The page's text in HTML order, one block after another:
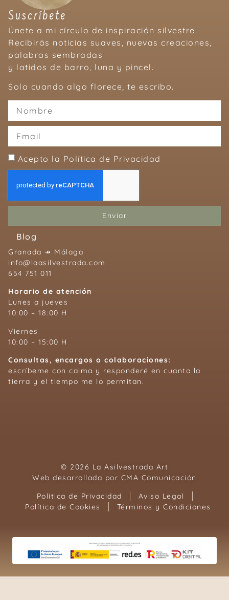
Suscríbete
Únete a mi círculo de inspiración silvestre.
Recibirás noticias suaves, nuevas creaciones,
palabras sembradas
y latidos de barro, luna y pincel.
Solo cuando algo florece, te escribo.
Acepto la Política de Privacidad
Enviar
Blog
Granada ↠ Málaga
info@laasilvestrada.com
654 751 011
Horario de atención
Lunes a jueves
10:00 – 18:00 H
Viernes
10:00 – 15:00 H
Consultas, encargos o colaboraciones:
escríbeme con calma y responderé en cuanto la
tierra y el tiempo me lo permitan.
© 2026 La Asilvestrada Art
Web desarrollada por CMA Comunicación
Política de Privacidad
Aviso Legal
Política de Cookies
Términos y Condiciones